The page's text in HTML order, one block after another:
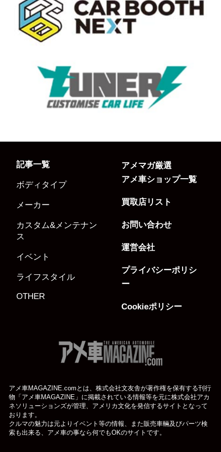
記事一覧
ボディタイプ
メーカー
カスタム&メンテナン
ス
イベント
ライフスタイル
OTHER
アメマガ厳選
アメ車ショップ一覧
買取店リスト
お問い合わせ
運営会社
プライバシーポリシ
ー
Cookieポリシー
アメ車MAGAZINE.comとは、株式会社文友舎が著作権を保有する刊行
物「アメ車MAGAZINE」に掲載されている情報等を元に株式会社アカ
ネソリューションズが管理、アメリカ文化を発信するサイトとなって
おります。
クルマの魅力は元よりイベント等の情報、また販売車輛及びパーツ検
索も出来る、アメ車の事なら何でもOKのサイトです。